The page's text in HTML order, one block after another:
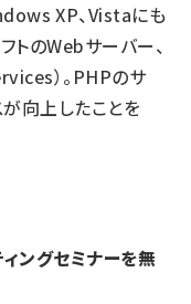
XP、Vistaにも
トのWebサーバー、
）。PHPのサ
が向上したことを
ィングセミナーを無